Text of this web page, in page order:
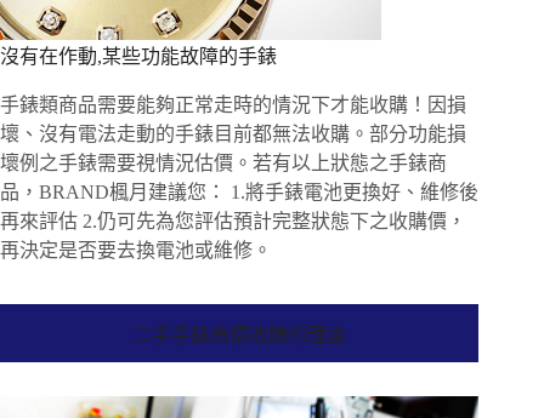
沒有在作動,某些功能故障的手錶
手錶類商品需要能夠正常走時的情況下才能收購！因損
壞、沒有電法走動的手錶目前都無法收購。部分功能損
壞例之手錶需要視情況估價。若有以上狀態之手錶商
品，BRAND楓月建議您： 1.將手錶電池更換好、維修後
再來評估 2.仍可先為您評估預計完整狀態下之收購價，
再決定是否要去換電池或維修。
二手手錶高價收購的理由